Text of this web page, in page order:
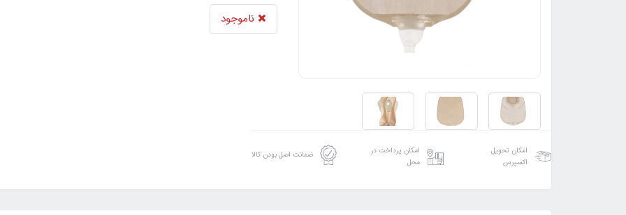
ناموجود
امکان تحویل
اکسپرس
امکان پرداخت در
محل
ضمانت اصل بودن کالا